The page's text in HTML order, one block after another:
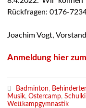
Rückfragen: 0176-
Joachim Vogt,
Anmeldung hier
Badminton,
Musik, Ostercamp,
Wettkampgymnastik